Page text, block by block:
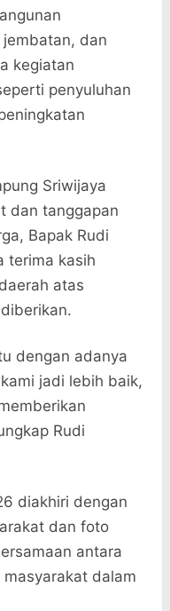
dan
kegiatan
penyuluhan
Sriwijaya
dan tanggapan
Bapak Rudi
terima kasih
atas
dengan adanya
jadi lebih baik,
Rudi
diakhiri dengan
dan foto
antara
dalam